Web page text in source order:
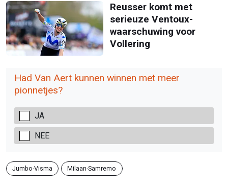
Reusser komt met
serieuze Ventoux-
waarschuwing voor
Vollering
Had Van Aert kunnen winnen met meer
pionnetjes?
JA
NEE
Jumbo-Visma Milaan-Samremo